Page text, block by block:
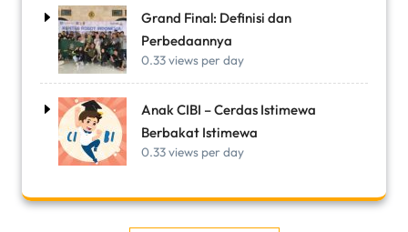
Grand Final: Definisi dan
Perbedaannya
0.33 views per day
Anak CIBI – Cerdas Istimewa
Berbakat Istimewa
0.33 views per day